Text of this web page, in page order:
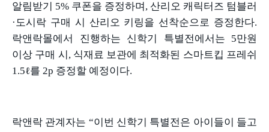
알림받기 5% 쿠폰을 증정하며 , 산리오 캐릭터즈 텀블러
·도시락 구매 시 산리오 키링을 선착순으로 증정한다.
락앤락몰에서 진행하는 신학기 특별전에서는 5만원
이상 구매 시 , 식재료 보관에 최적화된 스마트킵 프레쉬
1.5ℓ를 2p 증정할 예정이다.
락앤락 관계자는 “이번 신학기 특별전은 아이들이 들고